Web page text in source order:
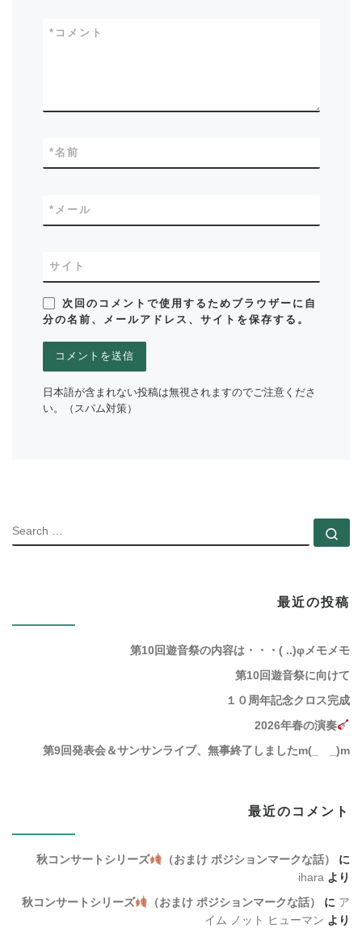
コメント
*
名前
*
メール
*
サイト
次回のコメントで使用するためブラウザーに自
分の名前、メールアドレス、サイトを保存する。
日本語が含まれない投稿は無視されますのでご注意くださ
い。（スパム対策）
最近の投稿
第10回遊音祭の内容は・・・( ..)φメモメモ
第10回遊音祭に向けて
１０周年記念クロス完成
2026年春の演奏
第9回発表会＆サンサンライブ、無事終了しましたm(_ _)m
最近のコメント
秋コンサートシリーズ （おまけ ポジションマークな話）
に
ihara より
秋コンサートシリーズ
（おまけ ポジションマークな話） に ア
イム ノット ヒューマン より